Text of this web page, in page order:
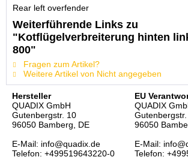
Rear left overfender
Weiterführende Links zu
"Kotflügelverbreiterung hinten
800"
Fragen zum Artikel?
Weitere Artikel von Nicht angegeben
Hersteller
QUADIX GmbH
Gutenbergstr. 10
96050 Bamberg, DE
E-Mail: info@quadix.de
Telefon: +499519643220-0
EU
QUADIX
96050
E-Mail:
Telefon: